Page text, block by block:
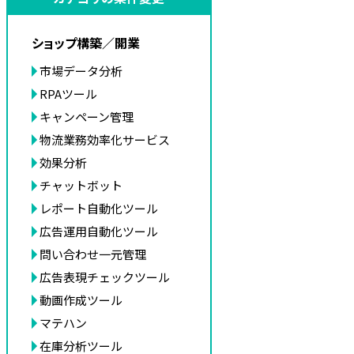
ショップ構築／開業
市場データ分析
RPAツール
キャンペーン管理
物流業務効率化サービス
効果分析
チャットボット
レポート自動化ツール
広告運用自動化ツール
問い合わせ一元管理
広告表現チェックツール
動画作成ツール
マテハン
在庫分析ツール